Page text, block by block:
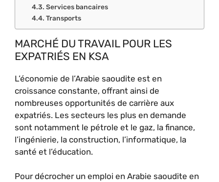
Services bancaires
Transports
MARCHÉ DU TRAVAIL POUR LES
EXPATRIÉS EN KSA
L’économie de l’Arabie saoudite est en
croissance constante, offrant ainsi de
nombreuses opportunités de carrière aux
expatriés. Les secteurs les plus en demande
sont notamment le pétrole et le gaz, la finance,
l’ingénierie, la construction, l’informatique, la
santé et l’éducation.
Pour décrocher un emploi en Arabie saoudite en